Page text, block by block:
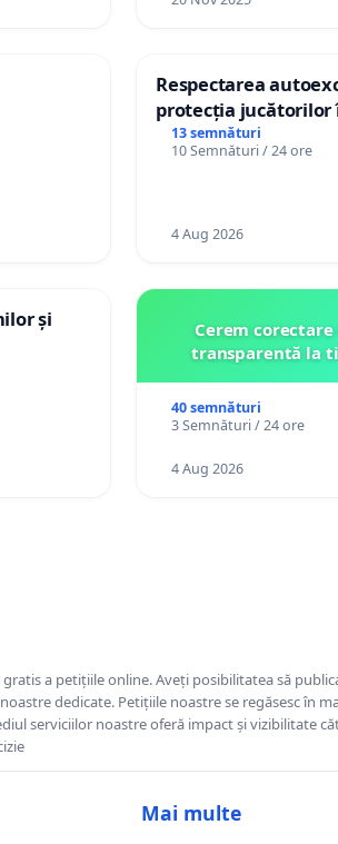
Respectarea
protecția jucătorilor
casino
13 semnături
10 Semnături / 24 ore
4 Aug 2026
și
Cerem corectare
transparentă la
40 semnături
3 Semnături / 24 ore
4 Aug 2026
a petițiile online. Aveți posibilitatea să
dedicate. Petițiile noastre se regăsesc în
serviciilor noastre oferă impact și vizibilitate
Mai multe